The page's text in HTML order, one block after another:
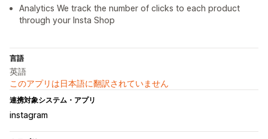
Analytics We track the number of clicks to each product
through your Insta Shop
言語
英語
このアプリは日本語に翻訳されていません
連携対象システム・アプリ
instagram